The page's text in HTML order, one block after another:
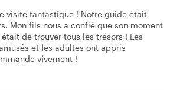
visite fantastique ! Notre guide était
Mon fils nous a confié que son moment
de trouver tous les trésors ! Les
et les adultes ont appris
vivement !